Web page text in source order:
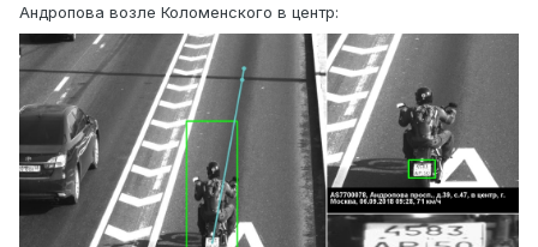
Андропова возле Коломенского в центр: